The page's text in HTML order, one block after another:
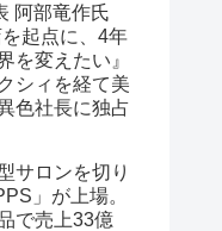
阿部竜作氏
を起点に、4年
を変えたい』
シィを経て美
色社長に独占
サロンを切り
」が上場。
で売上33億